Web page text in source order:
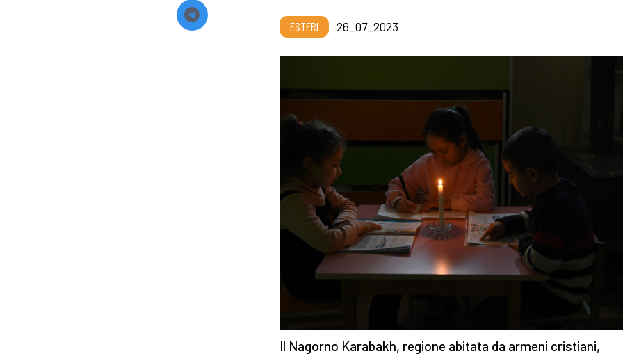
ESTERI 26_07_2023
Il Nagorno Karabakh, regione abitata da armeni cristiani,